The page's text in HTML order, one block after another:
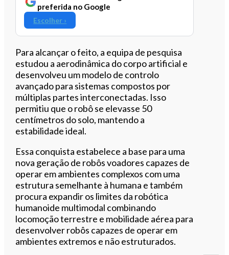
preferida no Google
Escolher ›
Para alcançar o feito, a equipa de pesquisa
estudou a aerodinâmica do corpo artificial e
desenvolveu um modelo de controlo
avançado para sistemas compostos por
múltiplas partes interconectadas. Isso
permitiu que o robô se elevasse 50
centímetros do solo, mantendo a
estabilidade ideal.
Essa conquista estabelece a base para uma
nova geração de robôs voadores capazes de
operar em ambientes complexos com uma
estrutura semelhante à humana e também
procura expandir os limites da robótica
humanoide multimodal combinando
locomoção terrestre e mobilidade aérea para
desenvolver robôs capazes de operar em
ambientes extremos e não estruturados.